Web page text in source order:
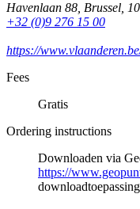
Havenlaan 88, Brussel,
+32 (0)9 276 15 00
https://
Fees
Gratis
Ordering instructions
Downloaden via
https://